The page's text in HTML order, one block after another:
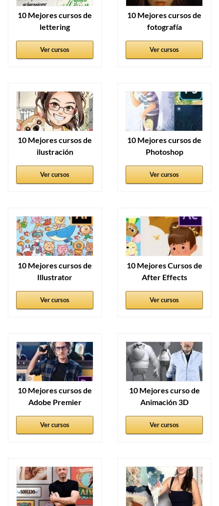
10 Mejores cursos de
lettering
Ver cursos
10 Mejores cursos de
fotografía
Ver cursos
10 Mejores cursos de
ilustración
Ver cursos
10 Mejores cursos de
Photoshop
Ver cursos
10 Mejores cursos de
Illustrator
Ver cursos
10 Mejores Cursos de
After Effects
Ver cursos
10 Mejores cursos de
Adobe Premier
Ver cursos
10 Mejores curso de
Animación 3D
Ver cursos